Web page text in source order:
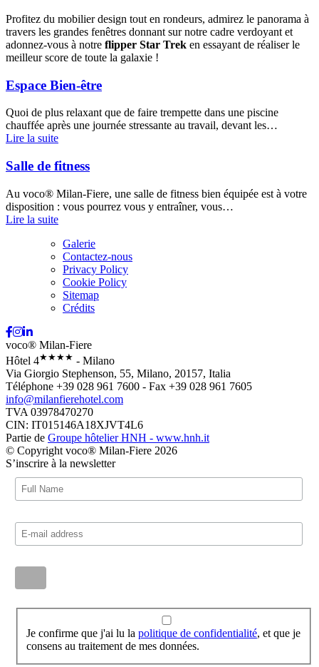
Profitez du mobilier design tout en rondeurs, admirez le panorama à
travers les grandes fenêtres donnant sur notre cadre verdoyant et
adonnez-vous à notre flipper Star Trek en essayant de réaliser le
meilleur score de toute la galaxie !
Espace Bien-être
Quoi de plus relaxant que de faire trempette dans une piscine
chauffée après une journée stressante au travail, devant les…
Lire la suite
Salle de fitness
Au voco® Milan-Fiere, une salle de fitness bien équipée est à votre
disposition : vous pourrez vous y entraîner, vous…
Lire la suite
Galerie
Contactez-nous
Privacy Policy
Cookie Policy
Sitemap
Crédits
voco® Milan-Fiere
Hôtel 4★★★★ - Milano
Via Giorgio Stephenson, 55, Milano, 20157, Italia
Téléphone +39 028 961 7600 - Fax +39 028 961 7605
info@milanfierehotel.com
TVA 03978470270
CIN: IT015146A18XJVT4L6
Partie de Groupe hôtelier HNH - www.hnh.it
© Copyright voco® Milan-Fiere 2026
S’inscrire à la newsletter
Je confirme que j'ai lu la politique de confidentialité, et que je
consens au traitement de mes données.